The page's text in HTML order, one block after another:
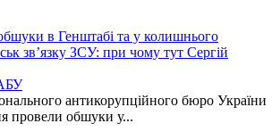
в Генштабі та у колишнього
зв’язку ЗСУ: при чому тут Сергій
антикорупційного бюро України
провели обшуки у...